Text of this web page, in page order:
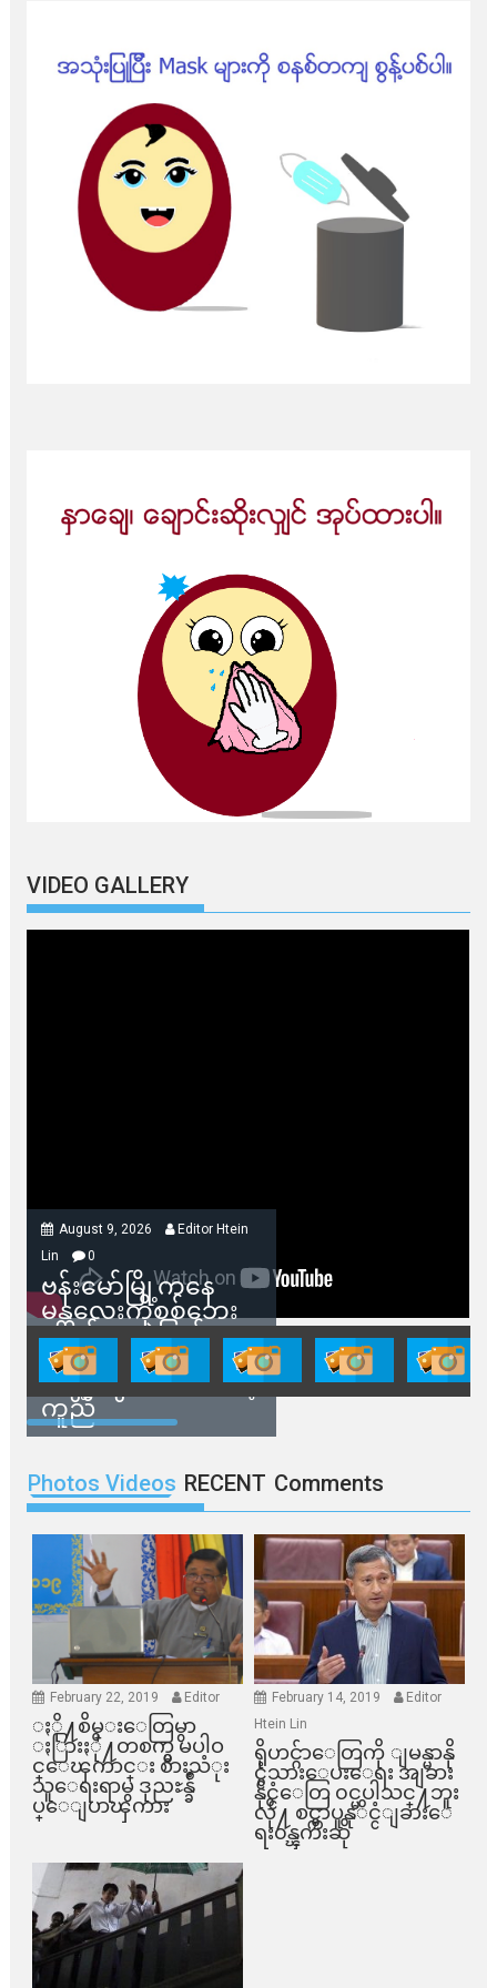
VIDEO GALLERY
August 9, 2026
Editor Htein
Lin
0
ဗန်းမော်မြို့ကနေ
မန္တလေးကိုစစ်ဘေး
ရှောင်နေတဲ့ပြည်သူ
တွေအတွက် ရှမ်းနီ
အဖွဲ့တွေက ထောက်ပံ့
ကူညီ
Photos Videos RECENT Comments
February 22, 2019 Editor
ႏို႔စိမ္းေတြမွာ
ႏြားႏို႔တစက္မွ မပါဝ
င္ေၾကာင္း စားသံုး
သူေရးရာမွ ဒုညႊန္ခ်ဳ
ပ္ေျပာၾကား
February 14, 2019
Editor
Htein Lin
ရိုဟင္ဂ်ာေတြကို ျမန္မာနို
င္ငံသားေပးေရး အျခား
နိုင္ငံေတြ ၀င္မပါသင္႔ဘူး
လို႔ စင္ကာပူနုိင္ငံျခားေ
ရး၀န္ၾကီးဆို